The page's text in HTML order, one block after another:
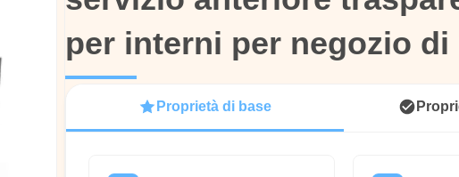
per interni per negozio di
servizio anteriore
per interni per negozio di
Proprietà di base